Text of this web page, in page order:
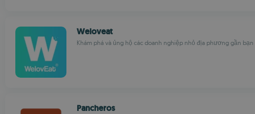
Weloveat
Khám phá và ủng hộ các doanh nghiệp nhỏ địa phương gần bạn
Pancheros